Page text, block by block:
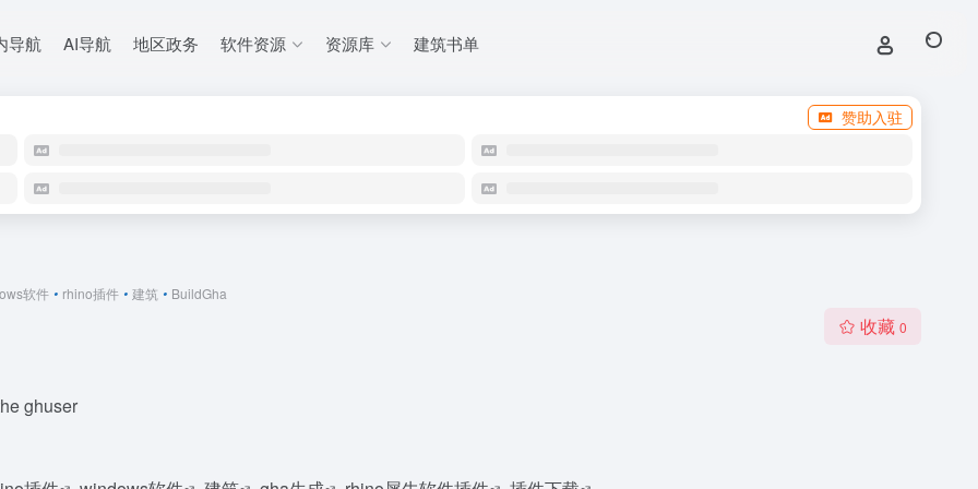
导航 AI导航 地区政务 软件资源 资源库 建筑书单
赞助入驻
软件 • rhino插件 • 建筑 • BuildGha
收藏 0
ghuser